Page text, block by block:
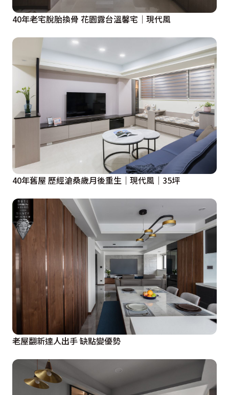
40年老宅脫胎換骨 花園露台溫馨宅│現代風
40年舊屋 歷經滄桑歲月後重生｜現代風｜35坪
老屋翻新達人出手 缺點變優勢